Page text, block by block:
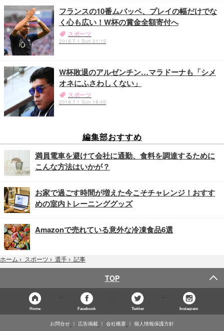
フランスの10番ムバッペ、プレイの幅だけでな
く心も広い！W杯の賞金全額寄付へ
スポーツ
2018.7.1 Sun 21:15
W杯敗退のアルゼンチン…マラドーナも「シメ
オネにふさわしくない」
スポーツ
2018.7.1 Sun 18:45
編集部おすすめ
満員電車を避けて会社に通勤、食料を調達するために
こんな方法はいかが？
お家で過ごす時間が増えた今こそチャレンジ！おすす
めの室内トレーニンググッズ
Amazonで売れている意外な冷凍食品6選
ホーム › スポーツ › 選手 › 記事
TOP
Home Facebook Twitter Instagram
お問合せ 広告掲載 会社概要 個人情報保護方針